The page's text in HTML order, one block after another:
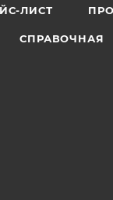
ЛИСТ
СПРАВОЧНАЯ